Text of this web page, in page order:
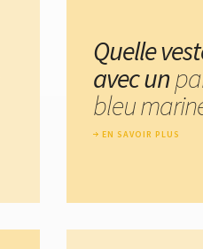
Quelle
avec un
bleu
EN SAVOIR PLUS